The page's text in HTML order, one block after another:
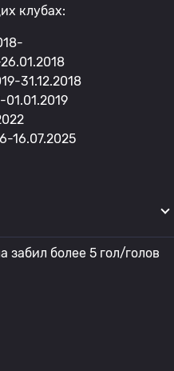
клубах:
31.12.2018
16.07.2025
более 5 гол/голов